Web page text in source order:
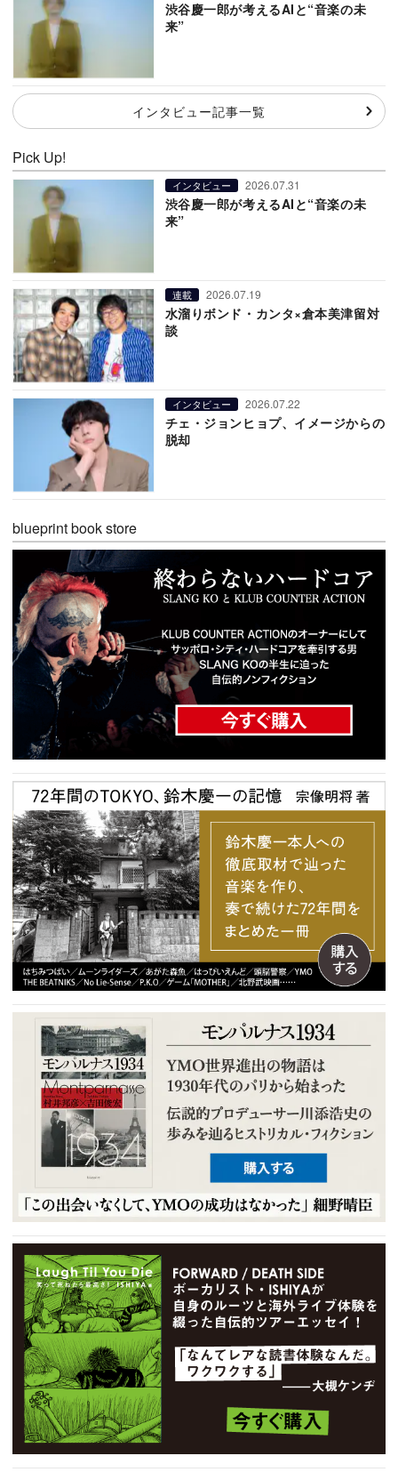
渋谷慶一郎が考えるAIと“音楽の未
来”
インタビュー記事一覧
Pick Up!
インタビュー 2026.07.31
渋谷慶一郎が考えるAIと“音楽の未
来”
連載 2026.07.19
水溜りボンド・カンタ×倉本美津留対
談
インタビュー 2026.07.22
チェ・ジョンヒョプ、イメージからの
脱却
blueprint book store